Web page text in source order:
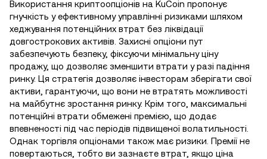
Використання криптоопціонів на KuCoin пропонує
гнучкість у ефективному управлінні ризиками шляхом
хеджування потенційних втрат без ліквідації
довгострокових активів. Захисні опціони пут
забезпечують безпеку, фіксуючи мінімальну ціну
продажу, що дозволяє зменшити втрати у разі падіння
ринку. Ця стратегія дозволяє інвесторам зберігати свої
активи, гарантуючи, що вони не втратять можливості
на майбутнє зростання ринку. Крім того, максимальні
потенційні втрати обмежені премією, що додає
впевненості під час періодів підвищеної волатильності.
Однак торгівля опціонами також має ризики. Премії не
повертаються, тобто ви зазнаєте втрат, якщо ціна